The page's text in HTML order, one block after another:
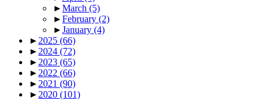
►March (5)
►February (2)
►January (4)
► 2025 (66)
► 2024 (72)
► 2023 (65)
► 2022 (66)
► 2021 (90)
► 2020 (101)